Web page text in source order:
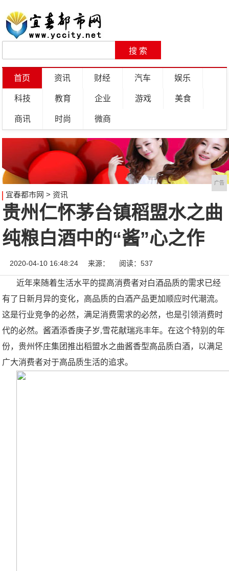
首页 资讯 财经 汽车 娱乐
科技 教育 企业 游戏 美食
商讯 时尚 微商
广告
宜春都市网 > 资讯
贵州仁怀茅台镇稻盟水之曲
纯粮白酒中的“酱”心之作
2020-04-10 16:48:24 来源： 阅读：537
近年来随着生活水平的提高消费者对白酒品质的需求已经
有了日新月异的变化， 高品质的白酒产品更加顺应时代潮流。
这是行业竞争的必然，满足消费需求的必然，也是引领消费时
代的必然。 酱酒添香庚子岁,雪花献瑞兆丰年。在这个特别的年
份， 贵州怀庄集团推出稻盟水之曲酱香型高品质白酒，以满足
广大消费者对于高品质生活的追求。